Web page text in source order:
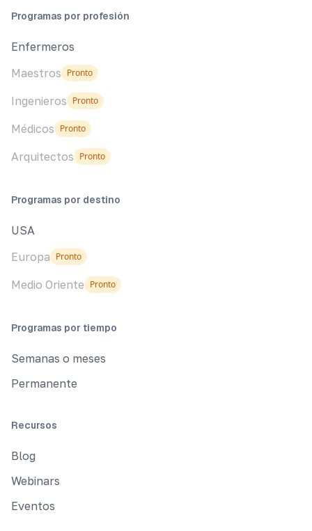
Programas por profesión
Enfermeros
Maestros Pronto
Ingenieros Pronto
Médicos Pronto
Arquitectos Pronto
Programas por destino
USA
Europa Pronto
Medio Oriente Pronto
Programas por tiempo
Semanas o meses
Permanente
Recursos
Blog
Webinars
Eventos